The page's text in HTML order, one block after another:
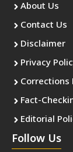
About Us
Contact Us
Disclaimer
Privacy
Corrections
Fact-
Editorial
Follow Us